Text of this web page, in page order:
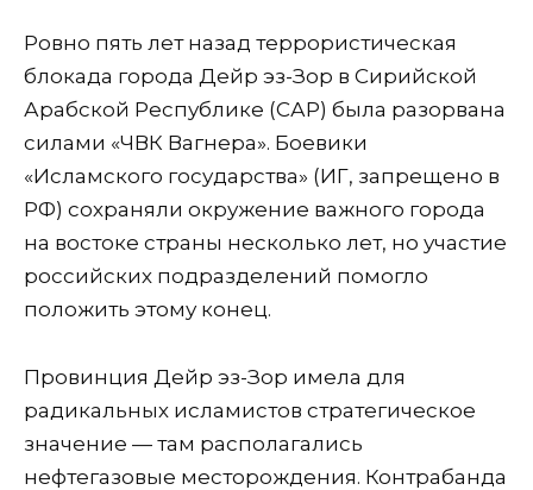
Ровно пять лет назад террористическая
блокада города Дейр эз-Зор в Сирийской
Арабской Республике (САР) была разорвана
силами «ЧВК Вагнера». Боевики
«Исламского государства» (ИГ, запрещено в
РФ) сохраняли окружение важного города
на востоке страны несколько лет, но участие
российских подразделений помогло
положить этому конец.
Провинция Дейр эз-Зор имела для
радикальных исламистов стратегическое
значение — там располагались
нефтегазовые месторождения. Контрабанда